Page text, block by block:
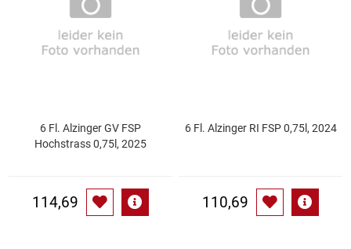
Spirituosen
6 Fl. Alzinger GV FSP
Hochstrass 0,75l, 2025
114,69
6 Fl. Alzinger RI FSP 0,75l, 2024
110,69